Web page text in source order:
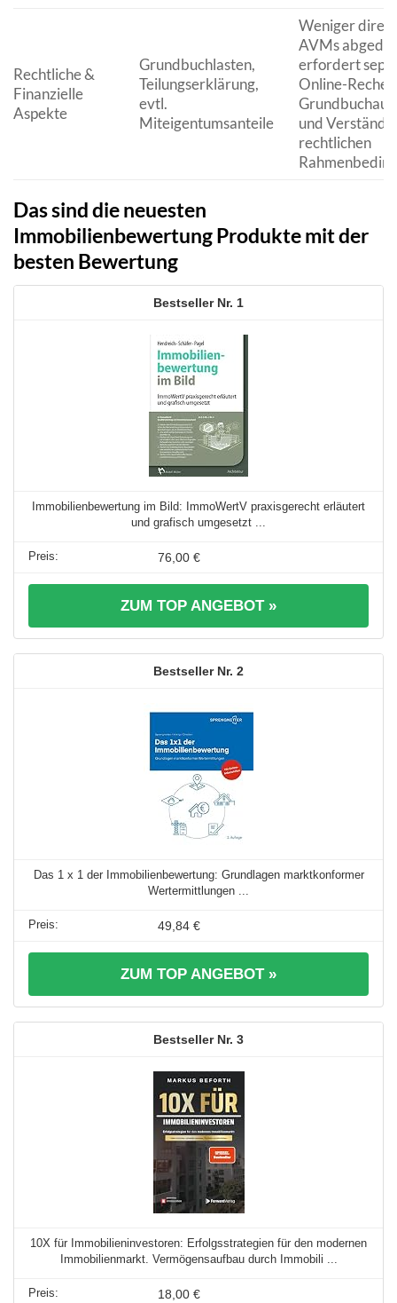
Rechtliche &
Finanzielle
Aspekte
Grundbuchlasten,
Teilungserklärung,
evtl.
Miteigentumsanteile
Weniger
AVMs
erfordert
Online-
und
rechtlichen
Das sind die neuesten
Immobilienbewertung Produkte mit der
besten Bewertung
1
Immobilienbewertung im Bild: ImmoWertV praxisgerecht erläutert
und grafisch umgesetzt ...
76,00 €
ZUM TOP ANGEBOT »
2
Das 1 x 1 der Immobilienbewertung: Grundlagen marktkonformer
Wertermittlungen ...
49,84 €
ZUM TOP ANGEBOT »
3
10X für Immobilieninvestoren: Erfolgsstrategien für den modernen
Immobilienmarkt. Vermögensaufbau durch Immobili ...
18,00 €